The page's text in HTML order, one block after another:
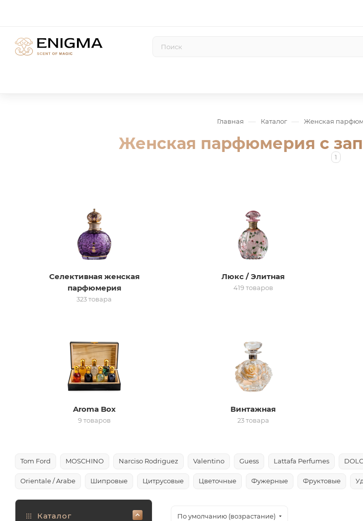
Главная — Каталог — Женская
Женская парфюмерия с
1
Селективная женская
парфюмерия
323 товара
Люкс / Элитная
419 товаров
Aroma Box
9 товаров
Винтажная
23 товара
Tom Ford MOSCHINO Narciso Rodriguez Valentino Guess Lattafa Perfumes
Orientale / Arabe Шипровые Цитрусовые Цветочные Фужерные Фруктовые
По умолчанию (возрастание)
Каталог